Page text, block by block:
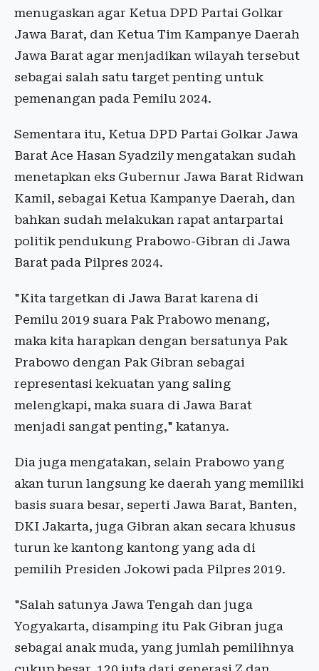
menugaskan agar Ketua DPD Partai Golkar
Jawa Barat, dan Ketua Tim Kampanye Daerah
Jawa Barat agar menjadikan wilayah tersebut
sebagai salah satu target penting untuk
pemenangan pada Pemilu 2024.
Sementara itu, Ketua DPD Partai Golkar Jawa
Barat Ace Hasan Syadzily mengatakan sudah
menetapkan eks Gubernur Jawa Barat Ridwan
Kamil, sebagai Ketua Kampanye Daerah, dan
bahkan sudah melakukan rapat antarpartai
politik pendukung Prabowo-Gibran di Jawa
Barat pada Pilpres 2024.
"Kita targetkan di Jawa Barat karena di
Pemilu 2019 suara Pak Prabowo menang,
maka kita harapkan dengan bersatunya Pak
Prabowo dengan Pak Gibran sebagai
representasi kekuatan yang saling
melengkapi, maka suara di Jawa Barat
menjadi sangat penting," katanya.
Dia juga mengatakan, selain Prabowo yang
akan turun langsung ke daerah yang memiliki
basis suara besar, seperti Jawa Barat, Banten,
DKI Jakarta, juga Gibran akan secara khusus
turun ke kantong kantong yang ada di
pemilih Presiden Jokowi pada Pilpres 2019.
"Salah satunya Jawa Tengah dan juga
Yogyakarta, disamping itu Pak Gibran juga
sebagai anak muda, yang jumlah pemilihnya